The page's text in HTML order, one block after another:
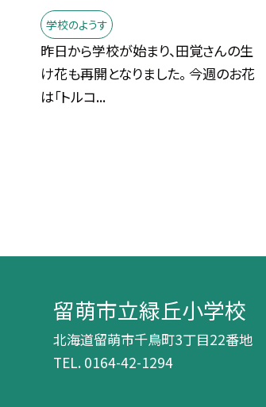
学校のようす
昨日から学校が始まり、田覚さんの生
け花も再開となりました。 今週のお花
は「トルコ...
留萌市立緑丘小学校
北海道留萌市千鳥町3丁目22番地
TEL. 0164-42-1294